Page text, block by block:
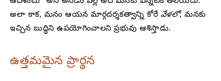
అలా కాక, మనం ఆయన మార్గదర్శకత్వాన్ని కోరే వేళలో, మనకు
ఇచ్చిన బుద్ధిని ఉపయోగించాలని ప్రభువు ఆశిస్తాడు.
ఉత్తమమైన ప్రార్థన